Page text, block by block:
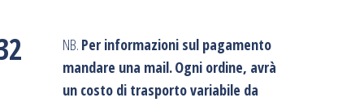
NB. Per informazioni sul pagamento
mandare una mail.Ogni ordine, avrà
un costo di trasporto variabile da